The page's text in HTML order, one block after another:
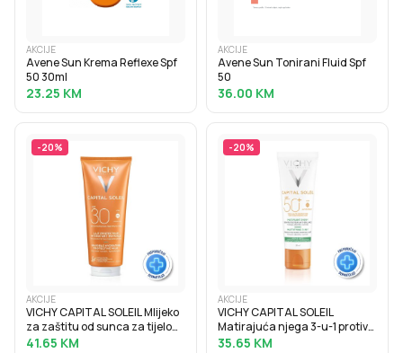
AKCIJE
Avene Sun Krema Reflexe Spf
50 30ml
23.25 KM
AKCIJE
Avene Sun Tonirani Fluid Spf
50
36.00 KM
-20%
AKCIJE
VICHY CAPITAL SOLEIL Mlijeko
za zaštitu od sunca za tijelo
SPF30, obiteljsko pakiranje,
41.65 KM
-20%
AKCIJE
VICHY CAPITAL SOLEIL
Matirajuća njega 3-u-1 protiv
masnog sjaja SPF50+, 50 ml
35.65 KM